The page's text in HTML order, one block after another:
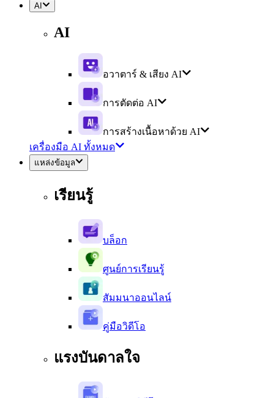
AI
AI
อวาตาร์ & เสียง AI
การตัดต่อ AI
การสร้างเนื้อหาด้วย AI
เครื่องมือ AI ทั้งหมด
แหล่งข้อมูล
เรียนรู้
บล็อก
ศูนย์การเรียนรู้
สัมมนาออนไลน์
คู่มือวิดีโอ
แรงบันดาลใจ